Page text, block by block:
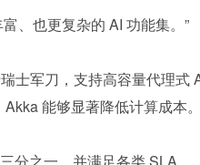
、也更复杂的 AI 功能集。”
士军刀，支持高容量代理式
能够显著降低计算成本。